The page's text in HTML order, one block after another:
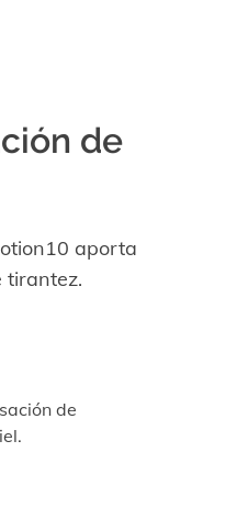
de
aporta
tirantez.
de